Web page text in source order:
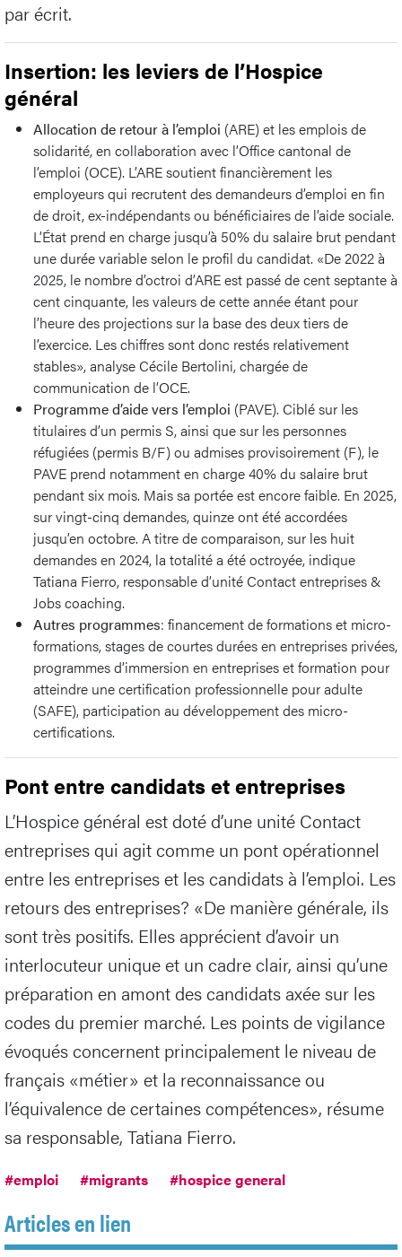
par écrit.
Insertion: les leviers de l’Hospice
général
Allocation de retour à l’emploi (ARE) et les emplois de
solidarité, en collaboration avec l’Office cantonal de
l’emploi (OCE). L’ARE soutient financièrement les
employeurs qui recrutent des demandeurs d’emploi en fin
de droit, ex-indépendants ou bénéficiaires de l’aide sociale.
L’État prend en charge jusqu’à 50% du salaire brut pendant
une durée variable selon le profil du candidat. «De 2022 à
2025, le nombre d’octroi d’ARE est passé de cent septante à
cent cinquante, les valeurs de cette année étant pour
l’heure des projections sur la base des deux tiers de
l’exercice. Les chiffres sont donc restés relativement
stables», analyse Cécile Bertolini, chargée de
communication de l’OCE.
Programme d’aide vers l’emploi (PAVE). Ciblé sur les
titulaires d’un permis S, ainsi que sur les personnes
réfugiées (permis B/F) ou admises provisoirement (F), le
PAVE prend notamment en charge 40% du salaire brut
pendant six mois. Mais sa portée est encore faible. En 2025,
sur vingt-cinq demandes, quinze ont été accordées
jusqu’en octobre. A titre de comparaison, sur les huit
demandes en 2024, la totalité a été octroyée, indique
Tatiana Fierro, responsable d’unité Contact entreprises &
Jobs coaching.
Autres programmes: financement de formations et micro-
formations, stages de courtes durées en entreprises privées,
programmes d’immersion en entreprises et formation pour
atteindre une certification professionnelle pour adulte
(SAFE), participation au développement des micro-
certifications.
Pont entre candidats et entreprises
L’Hospice général est doté d’une unité Contact
entreprises qui agit comme un pont opérationnel
entre les entreprises et les candidats à l’emploi. Les
retours des entreprises? «De manière générale, ils
sont très positifs. Elles apprécient d’avoir un
interlocuteur unique et un cadre clair, ainsi qu’une
préparation en amont des candidats axée sur les
codes du premier marché. Les points de vigilance
évoqués concernent principalement le niveau de
français «métier» et la reconnaissance ou
l’équivalence de certaines compétences», résume
sa responsable, Tatiana Fierro.
#emploi #migrants #hospice general
Articles en lien